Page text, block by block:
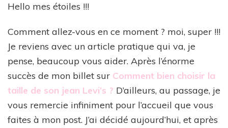
Levi’s
Hello mes étoiles !!!
Comment allez-vous en ce moment ? moi, super !!!
Je reviens avec un article pratique qui va, je
pense, beaucoup vous aider. Après l’énorme
succès de mon billet sur Comment bien choisir la
taille de son jean Levi’s ? D’ailleurs, au passage, je
vous remercie infiniment pour l’accueil que vous
faites à mon post. J’ai décidé aujourd’hui, et après